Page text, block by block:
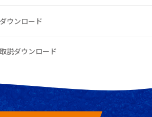
ウンロード
説ダウンロード